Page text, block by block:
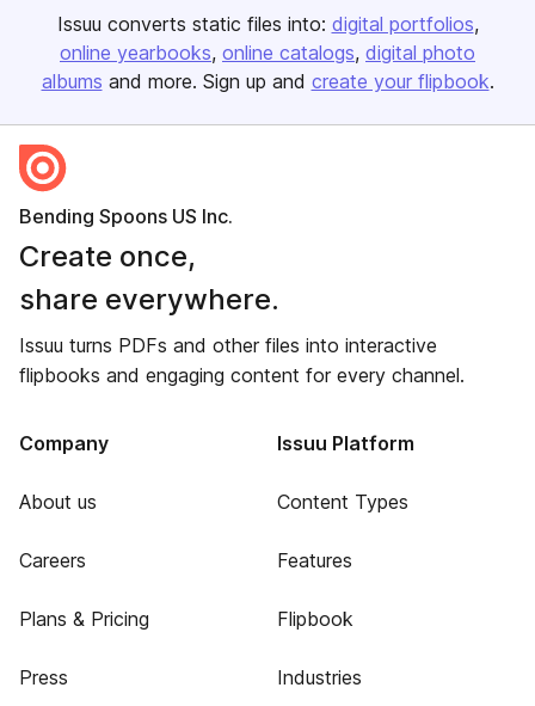
Issuu converts static files into: digital portfolios
online yearbooks online catalogs digital photo
albums and more. Sign up and create your flipbook.
Bending Spoons US Inc.
Create once,
share everywhere.
Issuu turns PDFs and other files into interactive
flipbooks and engaging content for every channel.
Company
About us
Careers
Plans & Pricing
Press
Issuu Platform
Content Types
Features
Flipbook
Industries